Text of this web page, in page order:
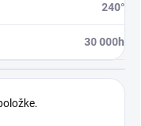
240°
30 000h